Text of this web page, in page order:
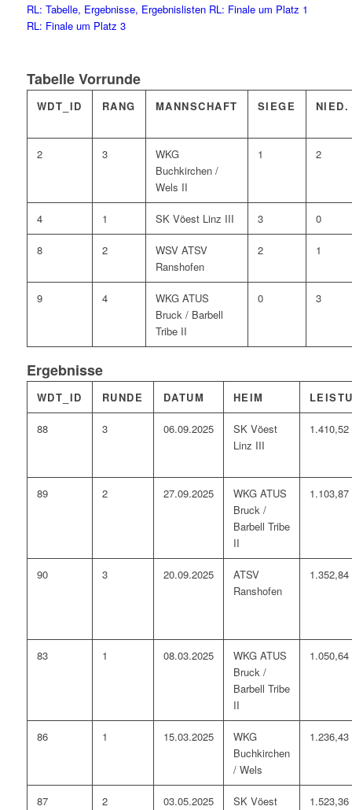
RL: Tabelle, Ergebnisse, Ergebnislisten RL: Finale um Platz 1
RL: Finale um Platz 3
Tabelle Vorrunde
WDT_ID RANG MANNSCHAFT SIEGE NIED.
2 3
WKG
Buchkirchen /
Wels II
1 2
4 1 SK Vöest Linz III 3 0
8 2
WSV ATSV
Ranshofen
2 1
9 4
WKG ATUS
Bruck / Barbell
Tribe II
0 3
Ergebnisse
WDT_ID RUNDE DATUM HEIM
88 3 06.09.2025
SK Vöest
Linz III
1.410,52
89 2 27.09.2025
WKG ATUS
Bruck /
Barbell Tribe
II
1.103,87
90 3 20.09.2025
ATSV
Ranshofen
1.352,84
83 1 08.03.2025
WKG ATUS
Bruck /
Barbell Tribe
II
1.050,64
86 1 15.03.2025
WKG
Buchkirchen
/ Wels
1.236,43
87 2 03.05.2025
SK Vöest
1.523,36